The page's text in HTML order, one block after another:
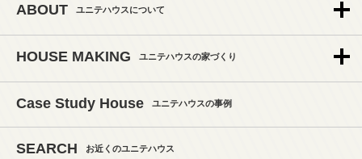
ABOUT ユニテハウスについて
HOUSE MAKING ユニテハウスの家づくり
Case Study House ユニテハウスの事例
SEARCH お近くのユニテハウス